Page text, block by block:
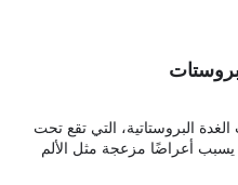
البروستاتية، التي تقع تحت
يسبب أعراضًا مزعجة مثل الألم